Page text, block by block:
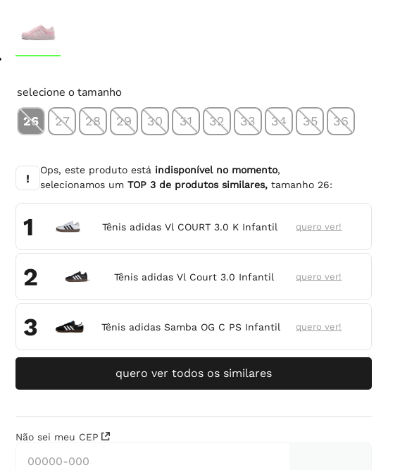
selecione o tamanho
26 27 28 29 30 31 32 33 34 35 36
!
Ops, este produto está indisponível no momento,
selecionamos umTOP3 de produtos similares, tamanho 26:
1 Tênis adidas Vl COURT 3.0 K Infantil quero ver!
2 Tênis adidas Vl Court 3.0 Infantil quero ver!
3 Tênis adidas Samba OG C PS Infantil quero ver!
quero ver todos os similares
Não sei meu CEP